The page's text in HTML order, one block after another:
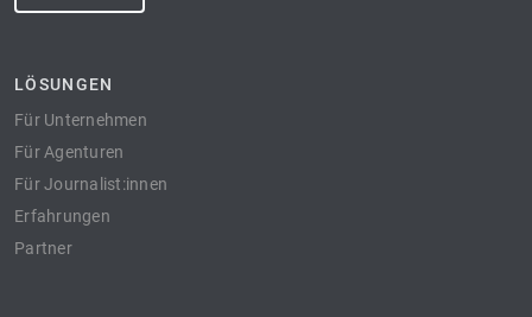
LÖSUNGEN
Für Unternehmen
Für Agenturen
Für Journalist:innen
Erfahrungen
Partner